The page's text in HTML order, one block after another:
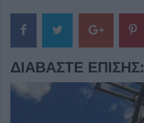
ΔΙΑΒΆΣΤΕ ΕΠΊΣΗΣ: